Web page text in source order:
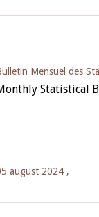
Mensuel des
Statistical
august 2024 ,